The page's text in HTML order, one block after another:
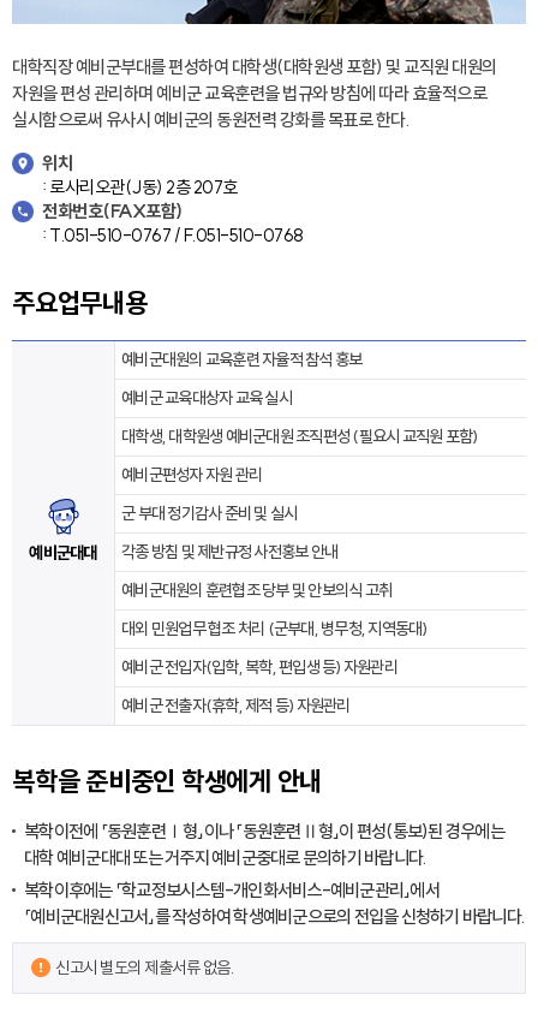
대학직장 예비군부대를 편성하여 대학생(대학원생 포함) 및 교직원 대원의
자원을 편성 관리하며 예비군 교육훈련을 법규와 방침에 따라 효율적으로
실시함으로써 유사시 예비군의 동원전력 강화를 목표로 한다.
위치
: 로사리오관(J동) 2층 207호
전화번호(FAX포함)
: T.051-510-0767 / F.051-510-0768
주요업무내용
예비군대대
예비군대원의 교육훈련 자율적 참석 홍보
예비군 교육대상자 교육 실시
대학생, 대학원생 예비군대원 조직편성 (필요시 교직원 포함)
예비군편성자 자원 관리
군 부대 정기감사 준비 및 실시
각종 방침 및 제반규정 사전홍보 안내
예비군대원의 훈련협조 당부 및 안보의식 고취
대외 민원업무 협조 처리 (군부대, 병무청, 지역동대)
예비군 전입자(입학, 복학, 편입생 등) 자원관리
예비군 전출자(휴학, 제적 등) 자원관리
복학을 준비중인 학생에게 안내
복학이전에 「동원훈련Ⅰ형」이나 「동원훈련Ⅱ형」이 편성(통보)된 경우에는
대학 예비군대대 또는 거주지 예비군중대로 문의하기 바랍니다.
복학이후에는 「학교정보시스템-개인화서비스-예비군관리」에서
「예비군대원신고서」를 작성하여 학생예비군으로의 전입을 신청하기 바랍니다.
신고시 별도의 제출서류 없음.